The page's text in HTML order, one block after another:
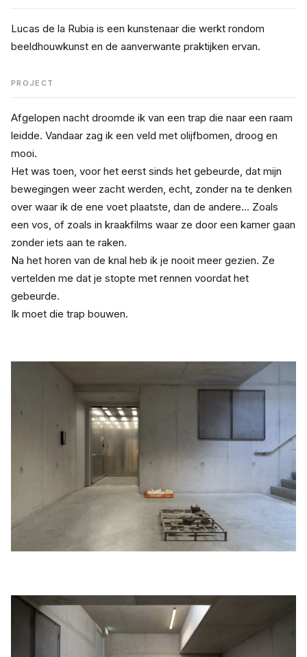
Lucas de la Rubia is een kunstenaar die werkt rondom
beeldhouwkunst en de aanverwante praktijken ervan.
PROJECT
Afgelopen nacht droomde ik van een trap die naar een raam
leidde. Vandaar zag ik een veld met olijfbomen, droog en
mooi.
Het was toen, voor het eerst sinds het gebeurde, dat mijn
bewegingen weer zacht werden, echt, zonder na te denken
over waar ik de ene voet plaatste, dan de andere... Zoals
een vos, of zoals in kraakfilms waar ze door een kamer gaan
zonder iets aan te raken.
Na het horen van de knal heb ik je nooit meer gezien. Ze
vertelden me dat je stopte met rennen voordat het
gebeurde.
Ik moet die trap bouwen.